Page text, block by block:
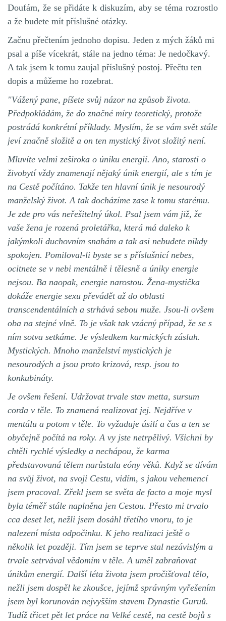
Doufám, že se přidáte k diskuzím, aby se téma rozrostlo
a že budete mít příslušné otázky.
Začnu přečtením jednoho dopisu. Jeden z mých žáků mi
psal a píše vícekrát, stále na jedno téma: Je nedočkavý.
A tak jsem k tomu zaujal příslušný postoj. Přečtu ten
dopis a můžeme ho rozebrat.
"Vážený pane, píšete svůj názor na způsob života.
Předpokládám, že do značné míry teoretický, protože
postrádá konkrétní příklady. Myslím, že se vám svět stále
jeví značně složitě a on ten mystický život složitý není.
Mluvíte velmi zeširoka o úniku energií. Ano, starosti o
živobytí vždy znamenají nějaký únik energií, ale s tím je
na Cestě počítáno. Takže ten hlavní únik je nesourodý
manželský život. A tak docházíme zase k tomu starému.
Je zde pro vás neřešitelný úkol. Psal jsem vám již, že
vaše žena je rozená proletářka, která má daleko k
jakýmkoli duchovním snahám a tak asi nebudete nikdy
spokojen. Pomiloval-li byste se s příslušnicí nebes,
ocitnete se v nebi mentálně i tělesně a úniky energie
nejsou. Ba naopak, energie narostou. Žena-mystička
dokáže energie sexu převádět až do oblasti
transcendentálních a strhává sebou muže. Jsou-li ovšem
oba na stejné vlně. To je však tak vzácný případ, že se s
ním sotva setkáme. Je výsledkem karmických zásluh.
Mystických. Mnoho manželství mystických je
nesourodých a jsou proto krizová, resp. jsou to
konkubináty.
Je ovšem řešení. Udržovat trvale stav metta, sursum
corda v těle. To znamená realizovat jej. Nejdříve v
mentálu a potom v těle. To vyžaduje úsilí a čas a ten se
obyčejně počítá na roky. A vy jste netrpělivý. Všichni by
chtěli rychlé výsledky a nechápou, že karma
představovaná tělem narůstala eóny věků. Když se dívám
na svůj život, na svoji Cestu, vidím, s jakou vehemencí
jsem pracoval. Zřekl jsem se světa de facto a moje mysl
byla téměř stále naplněna jen Cestou. Přesto mi trvalo
cca deset let, nežli jsem dosáhl třetího vnoru, to je
nalezení místa odpočinku. K jeho realizaci ještě o
několik let později. Tím jsem se teprve stal nezávislým a
trvale setrvával vědomím v těle. A uměl zabraňovat
únikům energií. Další léta života jsem pročišťoval tělo,
nežli jsem dospěl ke zkoušce, jejímž správným vyřešením
jsem byl korunován nejvyšším stavem Dynastie Guruů.
Tudíž třicet pět let práce na Velké cestě, na cestě bojů s